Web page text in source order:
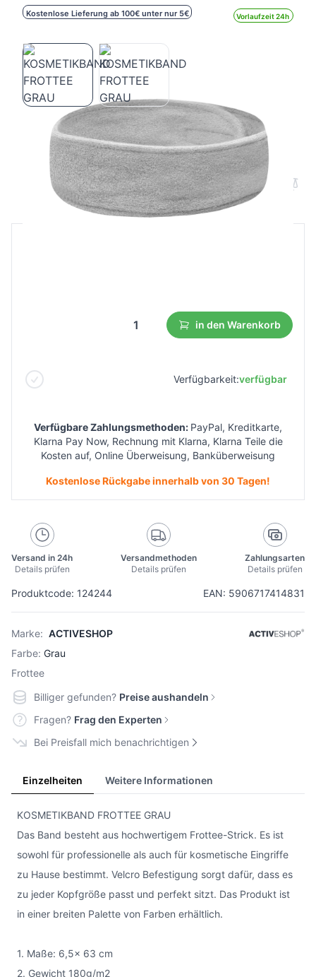
Kostenlose Lieferung ab 100€ unter nur 5€ Vorlaufzeit 24h
KOSMETIKBAND FROTTEE GRAU
Produktcode: 124244 EAN: 5906717414831
Marke: ACTIVESHOP
Farbe: Grau
Frottee
B2B Preis Endverbraucherpreis
in den Warenkorb
Verfügbarkeit:verfügbar
Verfügbare Zahlungsmethoden: PayPal, Kreditkarte,
Klarna Pay Now, Rechnung mit Klarna, Klarna Teile die
Kosten auf, Online Überweisung, Banküberweisung
Kostenlose Rückgabe innerhalb von 30 Tagen!
Versand in 24h
Details prüfen
Versandmethoden
Details prüfen
Zahlungsarten
Details prüfen
Billiger gefunden? Preise aushandeln
Fragen? Frag den Experten
Bei Preisfall mich benachrichtigen
Einzelheiten Weitere Informationen
KOSMETIKBAND FROTTEE GRAU
Das Band besteht aus hochwertigem Frottee-Strick. Es ist
sowohl für professionelle als auch für kosmetische Eingriffe
zu Hause bestimmt. Velcro Befestigung sorgt dafür, dass es
zu jeder Kopfgröße passt und perfekt sitzt. Das Produkt ist
in einer breiten Palette von Farben erhältlich.
1. Maße: 6,5x 63 cm
2. Gewicht 180g/m2